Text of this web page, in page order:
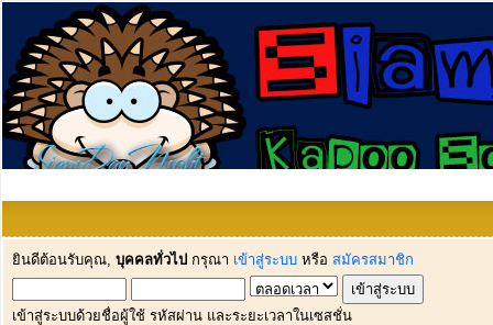
ยินดีต้อนรับคุณ, บุคคลทั่วไป กรุณา เข้าสู่ระบบ หรือ สมัครสมาชิก
เข้าสู่ระบบด้วยชื่อผู้ใช้ รหัสผ่าน และระยะเวลาในเซสชั่น